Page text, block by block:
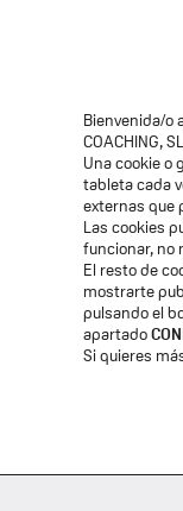
Bienvenida/o
COACHING,
Una cookie o
tableta cada
externas que
Las cookies
funcionar, no
El resto de
mostrarte
pulsando el
apartado
Si quieres